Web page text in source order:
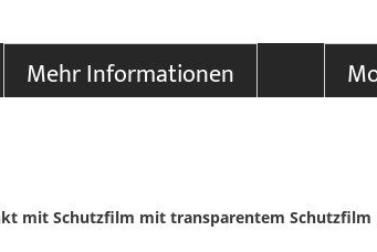
Mehr Informationen
mit Schutzfilm mit transparentem Schutzfilm